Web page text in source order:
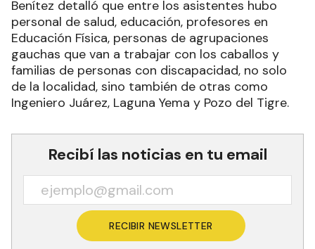
Benítez detalló que entre los asistentes hubo
personal de salud, educación, profesores en
Educación Física, personas de agrupaciones
gauchas que van a trabajar con los caballos y
familias de personas con discapacidad, no solo
de la localidad, sino también de otras como
Ingeniero Juárez, Laguna Yema y Pozo del Tigre.
Recibí las noticias en tu email
RECIBIR NEWSLETTER